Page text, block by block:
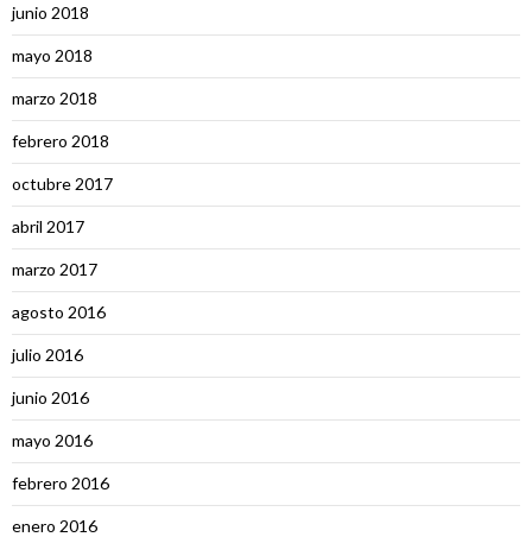
junio 2018
mayo 2018
marzo 2018
febrero 2018
octubre 2017
abril 2017
marzo 2017
agosto 2016
julio 2016
junio 2016
mayo 2016
febrero 2016
enero 2016